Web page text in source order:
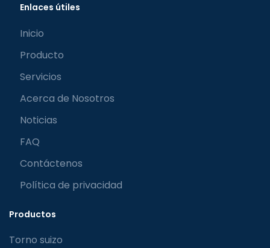
Enlaces útiles
Inicio
Producto
Servicios
Acerca de Nosotros
Noticias
FAQ
Contáctenos
Política de privacidad
Productos
Torno suizo